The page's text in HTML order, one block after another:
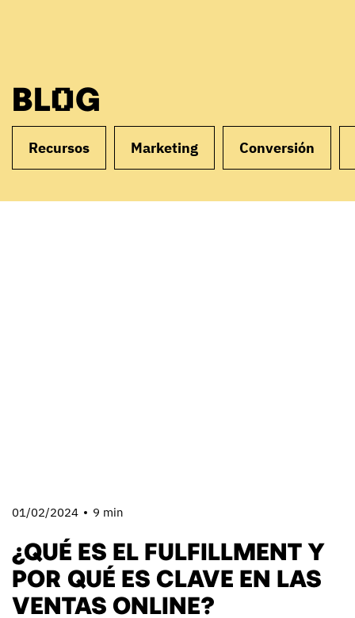
BLOG
Recursos Marketing Conversión
01/02/2024 9 min
¿QUÉ ES EL FULFILLMENT Y
POR QUÉ ES CLAVE EN LAS
VENTAS ONLINE?